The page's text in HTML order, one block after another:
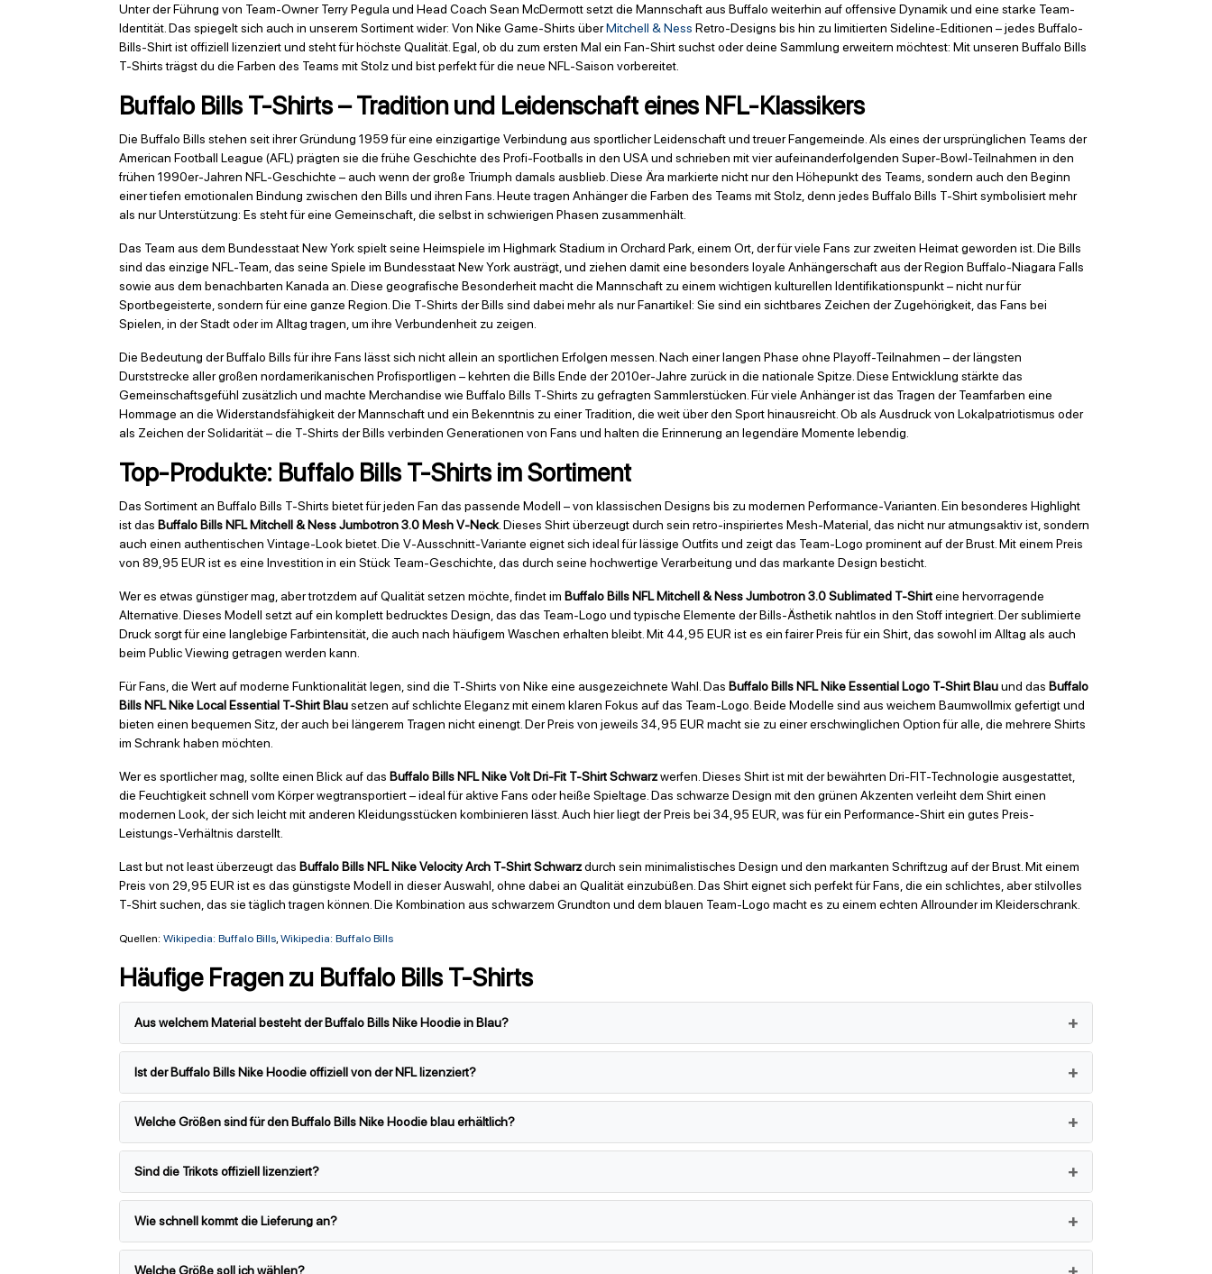
Unter der Führung von Team-Owner Terry Pegula und Head Coach Sean McDermott setzt die Mannschaft aus Buffalo weiterhin auf offensive Dynamik und eine starke Team-
Identität. Das spiegelt sich auch in unserem Sortiment wider: Von Nike Game-Shirts überMitchell & Ness Retro-Designs bis hin zu limitierten Sideline-Editionen – jedes Buffalo-
Bills-Shirt ist offiziell lizenziert und steht für höchste Qualität. Egal, ob du zum ersten Mal ein Fan-Shirt suchst oder deine Sammlung erweitern möchtest: Mit unseren Buffalo Bills
T-Shirts trägst du die Farben des Teams mit Stolz und bist perfekt für die neue NFL-Saison vorbereitet.
Buffalo Bills T-Shirts – Tradition und Leidenschaft eines NFL-Klassikers
Die Buffalo Bills stehen seit ihrer Gründung 1959 für eine einzigartige Verbindung aus sportlicher Leidenschaft und treuer Fangemeinde. Als eines der ursprünglichen Teams der
American Football League (AFL) prägten sie die frühe Geschichte des Profi-Footballs in den USA und schrieben mit vier aufeinanderfolgenden Super-Bowl-Teilnahmen in den
frühen 1990er-Jahren NFL-Geschichte – auch wenn der große Triumph damals ausblieb. Diese Ära markierte nicht nur den Höhepunkt des Teams, sondern auch den Beginn
einer tiefen emotionalen Bindung zwischen den Bills und ihren Fans. Heute tragen Anhänger die Farben des Teams mit Stolz, denn jedes Buffalo Bills T-Shirt symbolisiert mehr
als nur Unterstützung: Es steht für eine Gemeinschaft, die selbst in schwierigen Phasen zusammenhält.
Das Team aus dem Bundesstaat New York spielt seine Heimspiele im Highmark Stadium in Orchard Park, einem Ort, der für viele Fans zur zweiten Heimat geworden ist. Die Bills
sind das einzige NFL-Team, das seine Spiele im Bundesstaat New York austrägt, und ziehen damit eine besonders loyale Anhängerschaft aus der Region Buffalo-Niagara Falls
sowie aus dem benachbarten Kanada an. Diese geografische Besonderheit macht die Mannschaft zu einem wichtigen kulturellen Identifikationspunkt – nicht nur für
Sportbegeisterte, sondern für eine ganze Region. Die T-Shirts der Bills sind dabei mehr als nur Fanartikel: Sie sind ein sichtbares Zeichen der Zugehörigkeit, das Fans bei
Spielen, in der Stadt oder im Alltag tragen, um ihre Verbundenheit zu zeigen.
Die Bedeutung der Buffalo Bills für ihre Fans lässt sich nicht allein an sportlichen Erfolgen messen. Nach einer langen Phase ohne Playoff-Teilnahmen – der längsten
Durststrecke aller großen nordamerikanischen Profisportligen – kehrten die Bills Ende der 2010er-Jahre zurück in die nationale Spitze. Diese Entwicklung stärkte das
Gemeinschaftsgefühl zusätzlich und machte Merchandise wie Buffalo Bills T-Shirts zu gefragten Sammlerstücken. Für viele Anhänger ist das Tragen der Teamfarben eine
Hommage an die Widerstandsfähigkeit der Mannschaft und ein Bekenntnis zu einer Tradition, die weit über den Sport hinausreicht. Ob als Ausdruck von Lokalpatriotismus oder
als Zeichen der Solidarität – die T-Shirts der Bills verbinden Generationen von Fans und halten die Erinnerung an legendäre Momente lebendig.
Top-Produkte: Buffalo Bills T-Shirts im Sortiment
Das Sortiment an Buffalo Bills T-Shirts bietet für jeden Fan das passende Modell – von klassischen Designs bis zu modernen Performance-Varianten. Ein besonderes Highlight
ist das Buffalo Bills NFL Mitchell & Ness Jumbotron 3.0 Mesh V-Neck. Dieses Shirt überzeugt durch sein retro-inspiriertes Mesh-Material, das nicht nur atmungsaktiv ist, sondern
auch einen authentischen Vintage-Look bietet. Die V-Ausschnitt-Variante eignet sich ideal für lässige Outfits und zeigt das Team-Logo prominent auf der Brust. Mit einem Preis
von 89,95 EUR ist es eine Investition in ein Stück Team-Geschichte, das durch seine hochwertige Verarbeitung und das markante Design besticht.
Wer es etwas günstiger mag, aber trotzdem auf Qualität setzen möchte, findet im Buffalo Bills NFL Mitchell & Ness Jumbotron 3.0 Sublimated T-Shirteine hervorragende
Alternative. Dieses Modell setzt auf ein komplett bedrucktes Design, das das Team-Logo und typische Elemente der Bills-Ästhetik nahtlos in den Stoff integriert. Der sublimierte
Druck sorgt für eine langlebige Farbintensität, die auch nach häufigem Waschen erhalten bleibt. Mit 44,95 EUR ist es ein fairer Preis für ein Shirt, das sowohl im Alltag als auch
beim Public Viewing getragen werden kann.
Für Fans, die Wert auf moderne Funktionalität legen, sind die T-Shirts von Nike eine ausgezeichnete Wahl. Das Buffalo Bills NFL Nike Essential Logo T-Shirt Blauund das Buffalo
Bills NFL Nike Local Essential T-Shirt Blausetzen auf schlichte Eleganz mit einem klaren Fokus auf das Team-Logo. Beide Modelle sind aus weichem Baumwollmix gefertigt und
bieten einen bequemen Sitz, der auch bei längerem Tragen nicht einengt. Der Preis von jeweils 34,95 EUR macht sie zu einer erschwinglichen Option für alle, die mehrere Shirts
im Schrank haben möchten.
Wer es sportlicher mag, sollte einen Blick auf das Buffalo Bills NFL Nike Volt Dri-Fit T-Shirt Schwarzwerfen. Dieses Shirt ist mit der bewährten Dri-FIT-Technologie ausgestattet,
die Feuchtigkeit schnell vom Körper wegtransportiert – ideal für aktive Fans oder heiße Spieltage. Das schwarze Design mit den grünen Akzenten verleiht dem Shirt einen
modernen Look, der sich leicht mit anderen Kleidungsstücken kombinieren lässt. Auch hier liegt der Preis bei 34,95 EUR, was für ein Performance-Shirt ein gutes Preis-
Leistungs-Verhältnis darstellt.
Last but not least überzeugt das Buffalo Bills NFL Nike Velocity Arch T-Shirt Schwarzdurch sein minimalistisches Design und den markanten Schriftzug auf der Brust. Mit einem
Preis von 29,95 EUR ist es das günstigste Modell in dieser Auswahl, ohne dabei an Qualität einzubüßen. Das Shirt eignet sich perfekt für Fans, die ein schlichtes, aber stilvolles
T-Shirt suchen, das sie täglich tragen können. Die Kombination aus schwarzem Grundton und dem blauen Team-Logo macht es zu einem echten Allrounder im Kleiderschrank.
Quellen: Wikipedia: Buffalo Bills Wikipedia: Buffalo Bills
Häufige Fragen zu Buffalo Bills T-Shirts
Aus welchem Material besteht der Buffalo Bills Nike Hoodie in Blau?
Ist der Buffalo Bills Nike Hoodie offiziell von der NFL lizenziert?
Welche Größen sind für den Buffalo Bills Nike Hoodie blau erhältlich?
Sind die Trikots offiziell lizenziert?
Wie schnell kommt die Lieferung an?
Welche Größe soll ich wählen?